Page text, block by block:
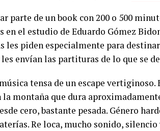
parte de un book con 200 o 500
en el estudio de Eduardo Gómez
les piden especialmente para
envían las partituras de lo que se
tensa de un escape vertiginoso.
la montaña que dura
cero, bastante pesada. Género
Re loca, mucho sonido, silencio